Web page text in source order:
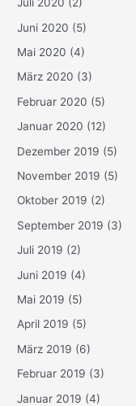
Juni 2020 (5)
Mai 2020 (4)
März 2020 (3)
Februar 2020 (5)
Januar 2020 (12)
Dezember 2019 (5)
November 2019 (5)
Oktober 2019 (2)
September 2019 (3)
Juli 2019 (2)
Juni 2019 (4)
Mai 2019 (5)
April 2019 (5)
März 2019 (6)
Februar 2019 (3)
Januar 2019 (4)